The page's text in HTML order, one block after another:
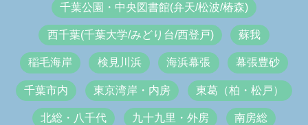
千葉公園・中央図書館(弁天/松波/椿森)
西千葉(千葉大学/みどり台/西登戸) 蘇我
稲毛海岸 検見川浜 海浜幕張 幕張豊砂
千葉市内 東京湾岸・内房 東葛（柏・松戸）
北総・八千代 九十九里・外房 南房総